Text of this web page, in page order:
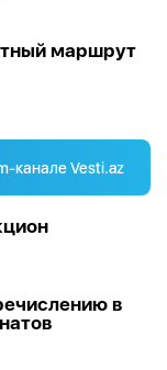
маршрут
канале Vesti.az
в